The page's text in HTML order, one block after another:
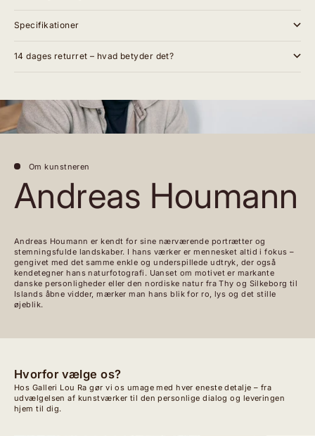
Specifikationer
14 dages returret – hvad betyder det?
Om kunstneren
Andreas Houmann
Andreas Houmann er kendt for sine nærværende portrætter og
stemningsfulde landskaber. I hans værker er mennesket altid i fokus –
gengivet med det samme enkle og underspillede udtryk, der også
kendetegner hans naturfotografi. Uanset om motivet er markante
danske personligheder eller den nordiske natur fra Thy og Silkeborg til
Islands åbne vidder, mærker man hans blik for ro, lys og det stille
øjeblik.
Hvorfor vælge os?
Hos Galleri Lou Ra gør vi os umage med hver eneste detalje – fra
udvælgelsen af kunstværker til den personlige dialog og leveringen
hjem til dig.